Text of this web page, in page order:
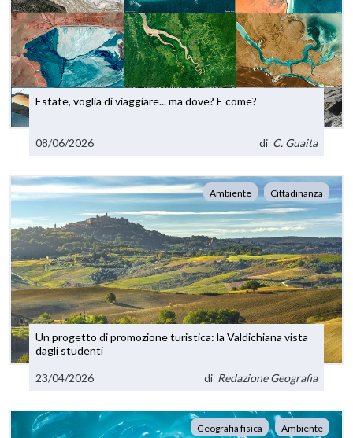
Estate, voglia di viaggiare... ma dove? E come?
08/06/2026 di C. Guaita
Ambiente Cittadinanza
Un progetto di promozione turistica: la Valdichiana vista
dagli studenti
23/04/2026 di Redazione Geografia
Geografia fisica Ambiente